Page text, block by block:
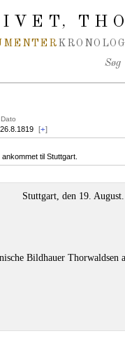
,
Søg
Dato
26.8.1819 [+]
til Stuttgart.
Stuttgart, den 19. August.
Bildhauer Thorwaldsen